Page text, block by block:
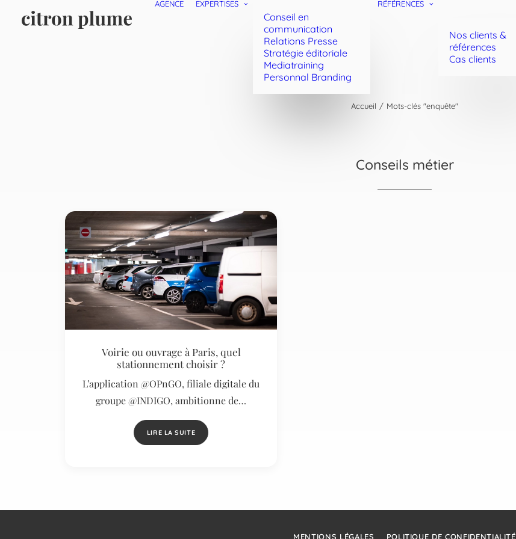
AGENCE EXPERTISES
Conseil en
communication
Relations Presse
Stratégie éditoriale
Mediatraining
Personnal Branding
RÉFÉRENCES
Nos clients &
références
Cas clients
Accueil Mots-clés "enquête"
Conseils métier
Voirie ou ouvrage à Paris, quel
stationnement choisir ?
L’application @OPnGO, filiale digitale du
groupe @INDIGO, ambitionne de…
LIRE LA SUITE
MENTIONS LÉGALES POLITIQUE DE CONFIDENTIALITÉ